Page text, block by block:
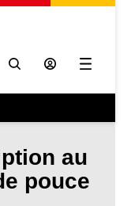
Ouvrir
au
pouce